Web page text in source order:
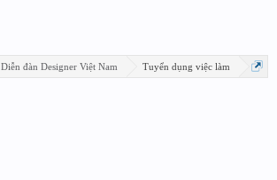
Diễn đàn Designer Việt Nam Tuyển dụng việc làm